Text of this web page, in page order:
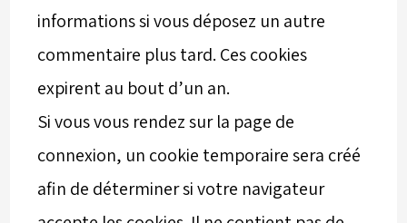
informations si vous déposez un autre
commentaire plus tard. Ces cookies
expirent au bout d’un an.
Si vous vous rendez sur la page de
connexion, un cookie temporaire sera créé
afin de déterminer si votre navigateur